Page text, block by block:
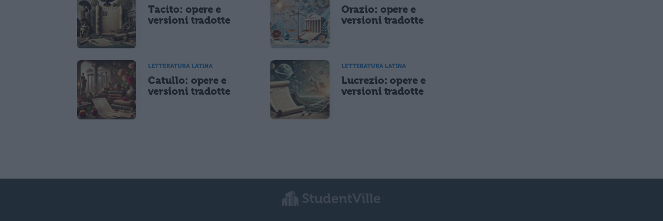
Tacito: opere e
versioni tradotte
Orazio: opere e
versioni tradotte
LETTERATURA LATINA
Catullo: opere e
versioni tradotte
LETTERATURA LATINA
Lucrezio: opere e
versioni tradotte